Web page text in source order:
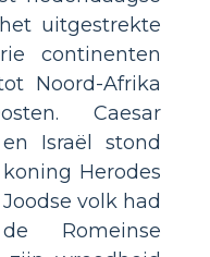
uitgestrekte
continenten
Noord-Afrika
Caesar
Israël stond
Herodes
volk had
Romeinse